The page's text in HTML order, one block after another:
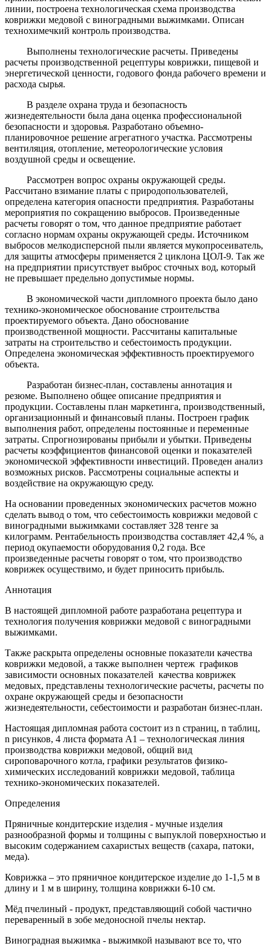
линии, построена технологическая схема производства
коврижки медовой с виноградными выжимками. Описан
технохимечкий контроль производства.
Выполнены технологические расчеты. Приведены
расчеты производственной рецептуры коврижки, пищевой и
энергетической ценности, годового фонда рабочего времени и
расхода сырья.
В разделе охрана труда и безопасность
жизнедеятельности была дана оценка профессиональной
безопасности и здоровья. Разработано объемно-
планировочное решение агрегатного участка. Рассмотрены
вентиляция, отопление, метеорологические условия
воздушной среды и освещение.
Рассмотрен вопрос охраны окружающей среды.
Рассчитано взимание платы с природопользователей,
определена категория опасности предприятия. Разработаны
мероприятия по сокращению выбросов. Произведенные
расчеты говорят о том, что данное предприятие работает
согласно нормам охраны окружающей среды. Источником
выбросов мелкодисперсной пыли является мукопросеиватель,
для защиты атмосферы применяется 2 циклона ЦОЛ-9. Так же
на предприятии присутствует выброс сточных вод, который
не превышает предельно допустимые нормы.
В экономической части дипломного проекта было дано
технико-экономическое обоснование строительства
проектируемого объекта. Дано обоснование
производственной мощности. Рассчитаны капитальные
затраты на строительство и себестоимость продукции.
Определена экономическая эффективность проектируемого
объекта.
Разработан бизнес-план, составлены аннотация и
резюме. Выполнено общее описание предприятия и
продукции. Составлены план маркетинга, производственный,
организационный и финансовый планы. Построен график
выполнения работ, определены постоянные и переменные
затраты. Спрогнозированы прибыли и убытки. Приведены
расчеты коэффициентов финансовой оценки и показателей
экономической эффективности инвестиций. Проведен анализ
возможных рисков. Рассмотрены социальные аспекты и
воздействие на окружающую среду.
На основании проведенных экономических расчетов можно
сделать вывод о том, что себестоимость коврижки медовой с
виноградными выжимками составляет 328 тенге за
килограмм. Рентабельность производства составляет 42,4 %, а
период окупаемости оборудования 0,2 года. Все
произведенные расчеты говорят о том, что производство
коврижек осуществимо, и будет приносить прибыль.
Аннотация
В настоящей дипломной работе разработана рецептура и
технология получения коврижки медовой с виноградными
выжимками.
Также раскрыта определены основные показатели качества
коврижки медовой, а также выполнен чертеж графиков
зависимости основных показателей качества коврижек
медовых, представлены технологические расчеты, расчеты по
охране окружающей среды и безопасности
жизнедеятельности, себестоимости и разработан бизнес-план.
Настоящая дипломная работа состоит из n страниц, n таблиц,
n рисунков, 4 листа формата А1 – технологическая линия
производства коврижки медовой, общий вид
сироповарочного котла, графики результатов физико-
химических исследований коврижки медовой, таблица
технико-экономических показателей.
Определения
Пряничные кондитерские изделия - мучные изделия
разнообразной формы и толщины с выпуклой поверхностью и
высоким содержанием сахаристых веществ (сахара, патоки,
меда).
Коврижка – это пряничное кондитерское изделие до 1-1,5 м в
длину и 1 м в ширину, толщина коврижки 6-10 см.
Мёд пчелиный - продукт, представляющий собой частично
переваренный в зобе медоносной пчелы нектар.
Виноградная выжимка - выжимкой называют все то, что